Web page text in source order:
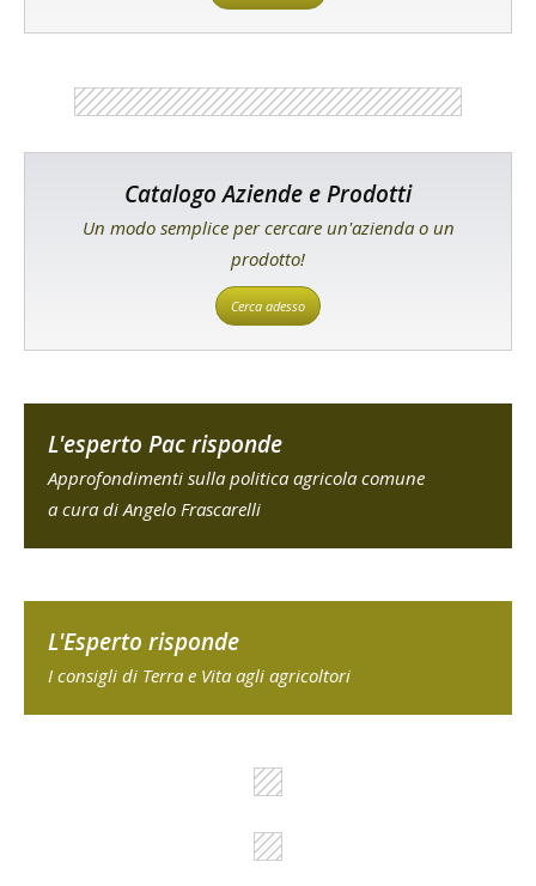
Catalogo Aziende e Prodotti
Un modo semplice per cercare un'azienda o un
prodotto!
Cerca adesso
L'esperto Pac risponde
Approfondimenti sulla politica agricola comune
a cura di Angelo Frascarelli
L'Esperto risponde
I consigli di Terra e Vita agli agricoltori